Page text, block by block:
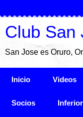
Club San
San Jose es Oruro,
Inicio Videos
Socios